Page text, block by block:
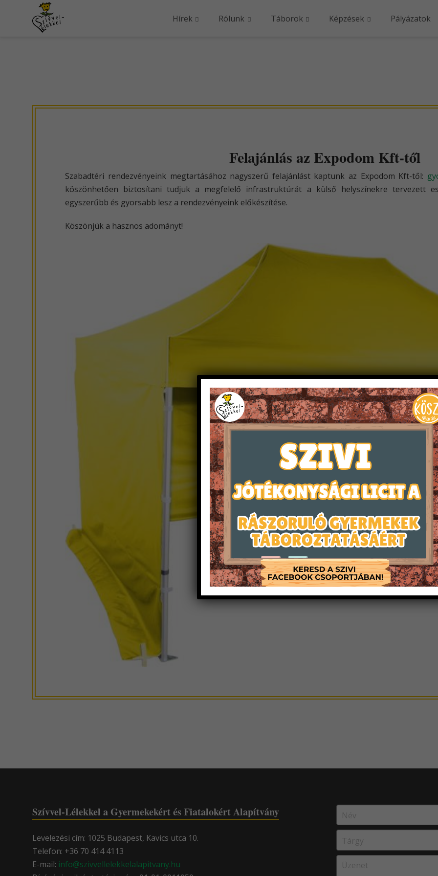
Hírek Rólunk Táborok Képzések Pályázatok
Felajánlás az Expodom Kft-től
Szabadtéri rendezvényeink megtartásához nagyszerű felajánlást kaptunk az Expodom Kft-től:
köszönhetően biztosítani tudjuk a megfelelő infrastruktúrát a külső helyszínekre tervezett
egyszerűbb és gyorsabb lesz a rendezvényeink előkészítése.
Köszönjük a hasznos adományt!
Szívvel-Lélekkel a Gyermekekért és Fiatalokért Alapítvány
Levelezési cím: 1025 Budapest, Kavics utca 10.
Telefon: +36 70 414 4113
E-mail: info@szivvellelekkelalapitvany.hu